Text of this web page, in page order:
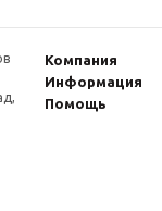
Компания
Информация
Помощь